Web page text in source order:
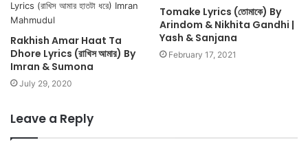
Rakhish Amar Haat Ta
Dhore Lyrics (রাখিস আমার) By
Imran & Sumona
July 29, 2020
Tomake Lyrics (তোমাকে) By
Arindom & Nikhita Gandhi |
Yash & Sanjana
February 17, 2021
Leave a Reply